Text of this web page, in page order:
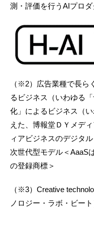
測・評価を行うAIプロダ
（※2）広告業種で長ら
るビジネス（いわゆる
化」によるビジネス（
えた、博報堂ＤＹメデ
ィアビジネスのデジタ
次世代型モデル＜AaaS
の登録商標＞
（※3）Creative
ノロジー・ラボ・ビー